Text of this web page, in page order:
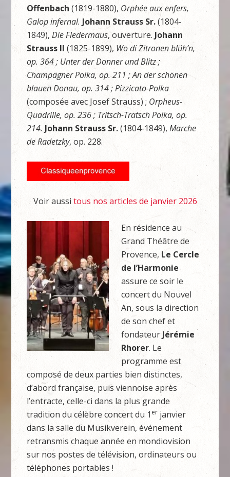
Offenbach (1819-1880), Orphée aux enfers,
Galop infernal. Johann Strauss Sr.(1804-
1849),Die Fledermaus, ouverture. Johann
Strauss II (1825-1899), Wo di Zitronen blüh’n,
op. 364 ; Unter der Donner und Blitz ;
Champagner Polka, op. 211 ; An der schönen
blauen Donau, op. 314 ; Pizzicato-Polka
(composée avec Josef Strauss) ; Orpheus-
Quadrille, op. 236 ; Tritsch-Tratsch Polka, op.
214. Johann Strauss Sr.(1804-1849),Marche
de Radetzky, op. 228.
Voir aussi tous nos articles de janvier 2026
En résidence au
Grand Théâtre de
Provence, Le Cercle
de l’Harmonie
assure ce soir le
concert du Nouvel
An, sous la direction
de son chef et
fondateur Jérémie
Rhorer. Le
programme est
composé de deux parties bien distinctes,
d’abord française, puis viennoise après
l’entracte, celle-ci dans la plus grande
tradition du célèbre concert du 1 er janvier
dans la salle du Musikverein, événement
retransmis chaque année en mondiovision
sur nos postes de télévision, ordinateurs ou
téléphones portables !